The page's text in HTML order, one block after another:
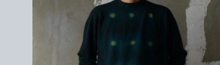
CASHMERE 100%
HOTARU SHIBORI " DOTS "